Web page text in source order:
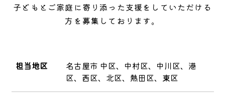
子どもとご家庭に寄り添った支援をしていただける
方を募集しております。
担当地区
名古屋市 中区、中村区、中川区、港
区、西区、北区、熱田区、東区